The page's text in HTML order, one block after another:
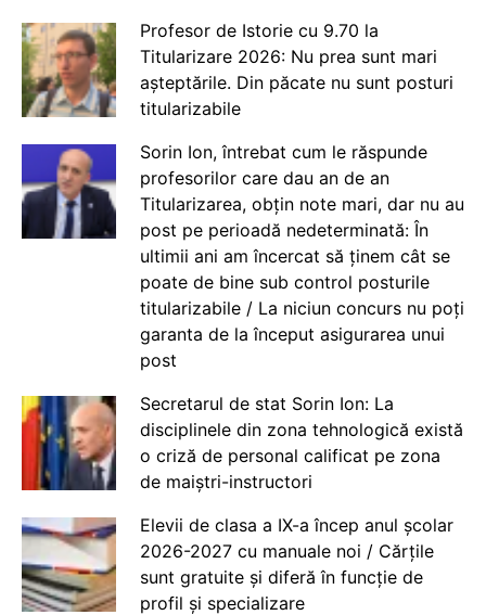
Profesor de Istorie cu 9.70 la
Titularizare 2026: Nu prea sunt mari
așteptările. Din păcate nu sunt posturi
titularizabile
Sorin Ion, întrebat cum le răspunde
profesorilor care dau an de an
Titularizarea, obțin note mari, dar nu au
post pe perioadă nedeterminată: În
ultimii ani am încercat să ținem cât se
poate de bine sub control posturile
titularizabile / La niciun concurs nu poți
garanta de la început asigurarea unui
post
Secretarul de stat Sorin Ion: La
disciplinele din zona tehnologică există
o criză de personal calificat pe zona
de maiștri-instructori
Elevii de clasa a IX-a încep anul școlar
2026-2027 cu manuale noi / Cărțile
sunt gratuite și diferă în funcție de
profil și specializare